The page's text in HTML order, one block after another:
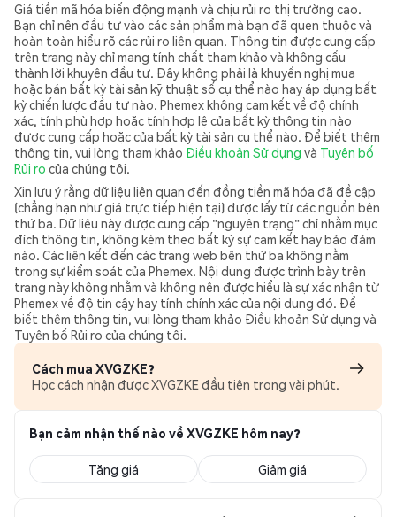
Giá tiền mã hóa biến động mạnh và chịu rủi ro thị trường cao.
Bạn chỉ nên đầu tư vào các sản phẩm mà bạn đã quen thuộc và
hoàn toàn hiểu rõ các rủi ro liên quan. Thông tin được cung cấp
trên trang này chỉ mang tính chất tham khảo và không cấu
thành lời khuyên đầu tư. Đây không phải là khuyến nghị mua
hoặc bán bất kỳ tài sản kỹ thuật số cụ thể nào hay áp dụng bất
kỳ chiến lược đầu tư nào. Phemex không cam kết về độ chính
xác, tính phù hợp hoặc tính hợp lệ của bất kỳ thông tin nào
được cung cấp hoặc của bất kỳ tài sản cụ thể nào. Để biết thêm
thông tin, vui lòng tham khảo Điều khoản Sử dụng và Tuyên bố
Rủi ro của chúng tôi.
Xin lưu ý rằng dữ liệu liên quan đến đồng tiền mã hóa đã đề cập
(chẳng hạn như giá trực tiếp hiện tại) được lấy từ các nguồn bên
thứ ba. Dữ liệu này được cung cấp "nguyên trạng" chỉ nhằm mục
đích thông tin, không kèm theo bất kỳ sự cam kết hay bảo đảm
nào. Các liên kết đến các trang web bên thứ ba không nằm
trong sự kiểm soát của Phemex. Nội dung được trình bày trên
trang này không nhằm và không nên được hiểu là sự xác nhận từ
Phemex về độ tin cậy hay tính chính xác của nội dung đó. Để
biết thêm thông tin, vui lòng tham khảo Điều khoản Sử dụng và
Tuyên bố Rủi ro của chúng tôi.
Cách mua XVGZKE?
Học cách nhận được XVGZKE đầu tiên trong vài phút.
Bạn cảm nhận thế nào về XVGZKE hôm nay?
Tăng giá Giảm giá